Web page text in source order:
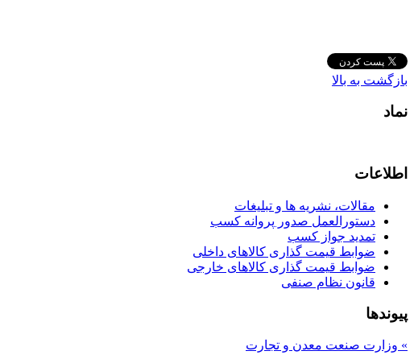
بازگشت به بالا
نماد
اطلاعات
مقالات، نشریه ها و تبلیغات
دستورالعمل صدور پروانه کسب
تمدید جواز کسب
ضوابط قیمت گذاری کالاهای داخلی
ضوابط قیمت گذاری کالاهای خارجی
قانون نظام صنفی
پیوندها
» وزارت صنعت معدن و تجارت